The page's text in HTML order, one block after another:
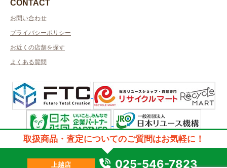
CONTACT
お問い合わせ
プライバシーポリシー
お近くの店舗を探す
よくある質問
許可管轄：新潟県公安委員会許可
古物商許可番号：第461010001269号／取得者名：株式会社デザート
質屋許可番号：第461350000023号／取得者名：株式会社デザート
取扱商品・査定についてのご質問はお気軽に！
上越店 025-546-7823